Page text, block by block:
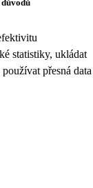
statistiky, ukládat
přesná data